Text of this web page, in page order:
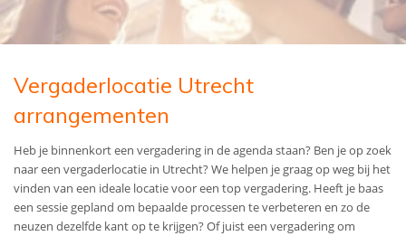
Vergaderlocatie Utrecht
arrangementen
Heb je binnenkort een vergadering in de agenda staan? Ben je op zoek
naar een vergaderlocatie in Utrecht? We helpen je graag op weg bij het
vinden van een ideale locatie voor een top vergadering. Heeft je baas
een sessie gepland om bepaalde processen te verbeteren en zo de
neuzen dezelfde kant op te krijgen? Of juist een vergadering om